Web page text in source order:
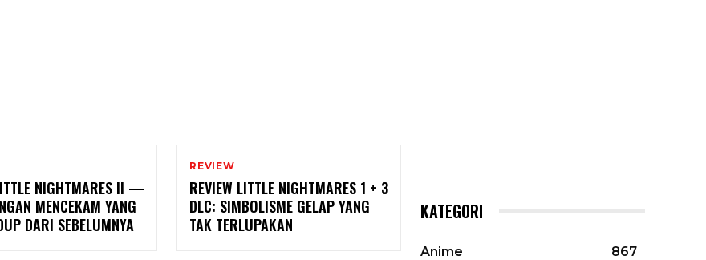
NIGHTMARES II —
MENCEKAM YANG
DARI SEBELUMNYA
REVIEW
REVIEW LITTLE NIGHTMARES 1 + 3
DLC: SIMBOLISME GELAP YANG
TAK TERLUPAKAN
KATEGORI
Anime
867